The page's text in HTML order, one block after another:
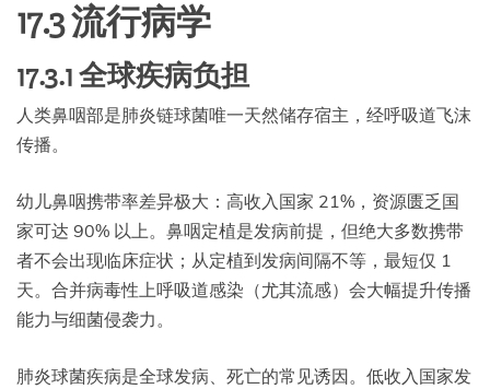
17.3 流行病学
17.3.1 全球疾病负担
人类鼻咽部是肺炎链球菌唯一天然储存宿主，经呼吸道飞沫
传播。
幼儿鼻咽携带率差异极大：高收入国家 21%，资源匮乏国
家可达 90% 以上。鼻咽定植是发病前提，但绝大多数携带
者不会出现临床症状；从定植到发病间隔不等，最短仅 1
天。合并病毒性上呼吸道感染（尤其流感）会大幅提升传播
能力与细菌侵袭力。
肺炎球菌疾病是全球发病、死亡的常见诱因。低收入国家发